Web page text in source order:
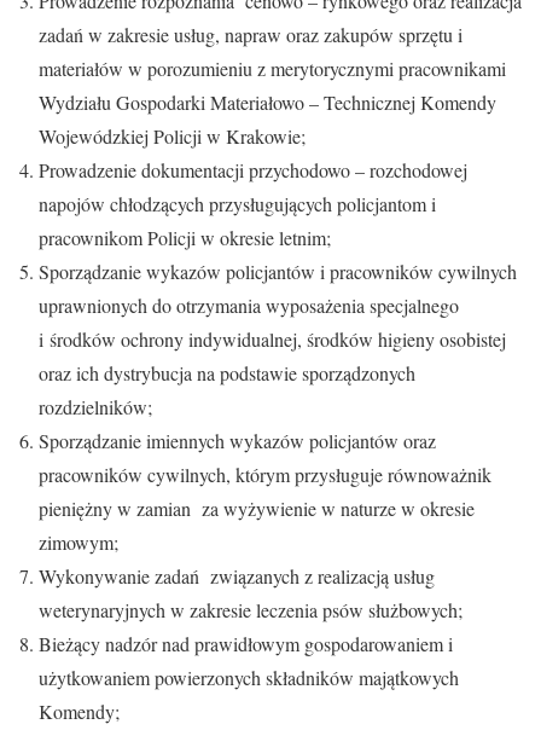
zadań w zakresie usług, napraw oraz zakupów sprzętu i
materiałów w porozumieniu z merytorycznymi pracownikami
Wydziału Gospodarki Materiałowo – Technicznej Komendy
Wojewódzkiej Policji w Krakowie;
Prowadzenie dokumentacji przychodowo – rozchodowej
napojów chłodzących przysługujących policjantom i
pracownikom Policji w okresie letnim;
Sporządzanie wykazów policjantów i pracowników cywilnych
uprawnionych do otrzymania wyposażenia specjalnego
i środków ochrony indywidualnej, środków higieny osobistej
oraz ich dystrybucja na podstawie sporządzonych
rozdzielników;
Sporządzanie imiennych wykazów policjantów oraz
pracowników cywilnych, którym przysługuje równoważnik
pieniężny w zamian za wyżywienie w naturze w okresie
zimowym;
Wykonywanie zadań związanych z realizacją usług
weterynaryjnych w zakresie leczenia psów służbowych;
Bieżący nadzór nad prawidłowym gospodarowaniem i
użytkowaniem powierzonych składników majątkowych
Komendy;